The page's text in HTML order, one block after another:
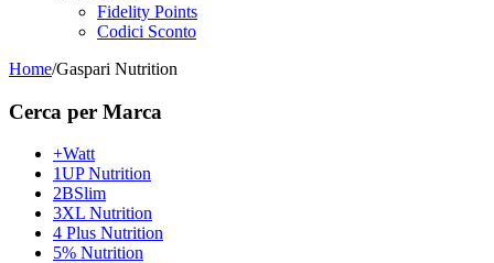
Fidelity Points
Codici Sconto
Home/Gaspari Nutrition
Cerca per Marca
+Watt
1UP Nutrition
2BSlim
3XL Nutrition
4 Plus Nutrition
5% Nutrition